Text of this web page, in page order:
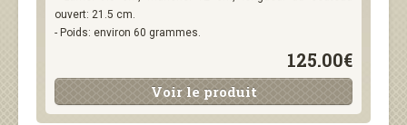
ouvert: 21.5 cm.
- Poids: environ 60 grammes.
125.00€
Voir le produit